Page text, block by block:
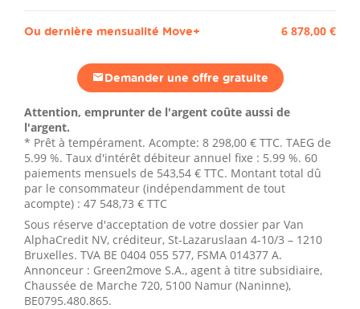
Ou dernière mensualité Move+ 6 878,00 €
Demander une offre gratuite
Attention, emprunter de l'argent coûte aussi de
l'argent.
* Prêt à tempérament. Acompte: 8 298,00 € TTC. TAEG de
5.99 %. Taux d'intérêt débiteur annuel fixe : 5.99 %. 60
paiements mensuels de 543,54 € TTC. Montant total dû
par le consommateur (indépendamment de tout
acompte) : 47 548,73 € TTC
Sous réserve d'acceptation de votre dossier par Van
AlphaCredit NV, créditeur, St-Lazaruslaan 4-10/3 – 1210
Bruxelles. TVA BE 0404 055 577, FSMA 014377 A.
Annonceur : Green2move S.A., agent à titre subsidiaire,
Chaussée de Marche 720, 5100 Namur (Naninne),
BE0795.480.865.